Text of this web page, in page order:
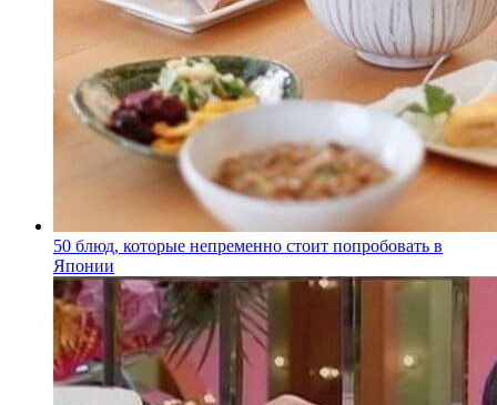
50 блюд, которые непременно стоит попробовать в
Японии